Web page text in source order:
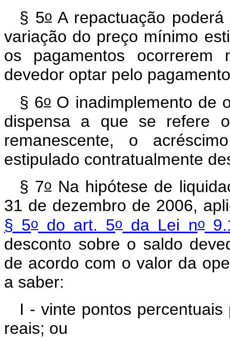
§ 5o A repactuação
variação do preço mínimo
os pagamentos
devedor optar pelo
§ 6oO inadimplemento de
dispensa a que se refere
remanescente, o
estipulado contratualmente
§ 7oNa hipótese de
31 de dezembro de 2006,
§ 5odo art. 5oda Lei no
desconto sobre o saldo
de acordo com o valor da
a saber:
I - vinte pontos
reais; ou